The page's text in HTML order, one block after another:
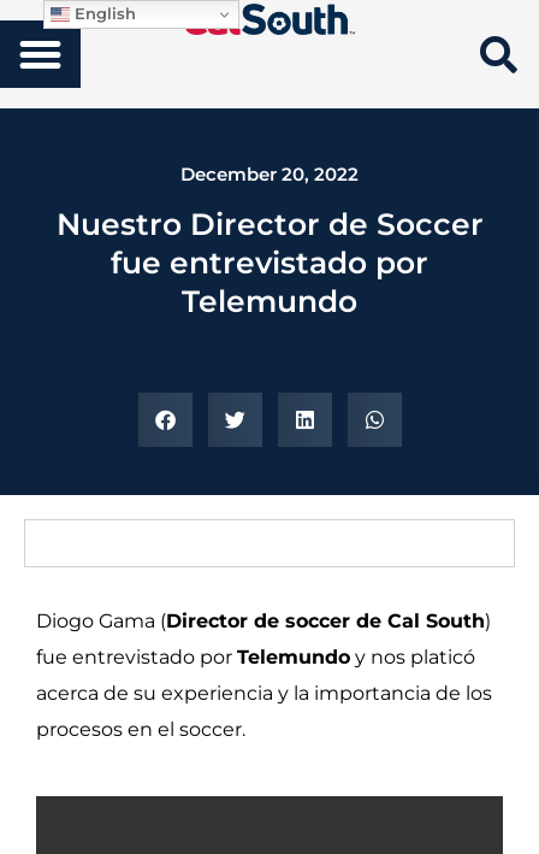
December 20, 2022
Nuestro Director de Soccer
fue entrevistado por
Telemundo
Diogo Gama (Director de soccer de Cal South)
fue entrevistado por Telemundo y nos platicó
acerca de su experiencia y la importancia de los
procesos en el soccer.
English